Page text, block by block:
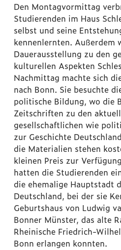
Den Montagvormittag
Studierenden im Haus
selbst und seine
kennenlernten. Außerdem
Dauerausstellung zu den
kulturellen Aspekten
Nachmittag machte sich
nach Bonn. Sie besuchte
politische Bildung, wo die
Zeitschriften zu den
gesellschaftlichen wie
zur Geschichte
die Materialien stehen
kleinen Preis zur
hatten die Studierenden
die ehemalige Hauptstadt
Deutschland, bei der sie
Geburtshaus von Ludwig
Bonner Münster, das alte
Rheinische Friedrich-
Bonn erlangen konnten.